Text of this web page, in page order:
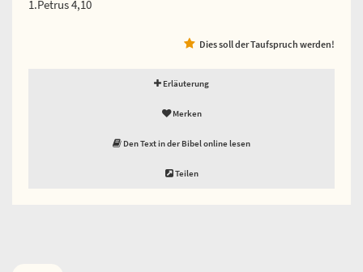
1.Petrus 4,10
Dies soll der Taufspruch werden!
Erläuterung
Merken
Den Text in der Bibel online lesen
Teilen